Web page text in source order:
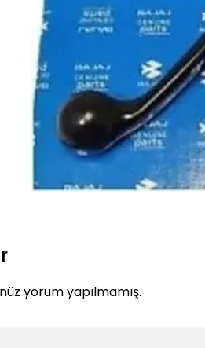
yorum yapılmamış.